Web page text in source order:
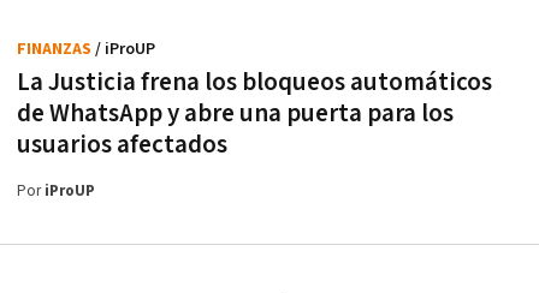
La Justicia frena los bloqueos automáticos
de WhatsApp y abre una puerta para los
usuarios afectados
FINANZAS / iProUP
PoriProUP